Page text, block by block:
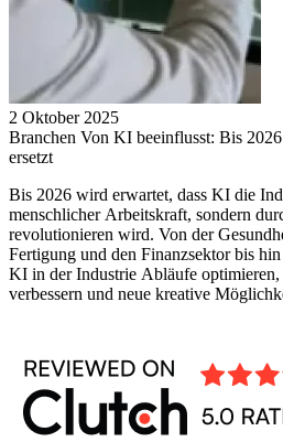
2 Oktober 2025
Branchen Von KI beeinflusst: Bis
ersetzt
Bis 2026 wird erwartet, dass KI die
menschlicher Arbeitskraft, sondern
revolutionieren wird. Von der
Fertigung und den Finanzsektor bis
KI in der Industrie Abläufe
verbessern und neue kreative